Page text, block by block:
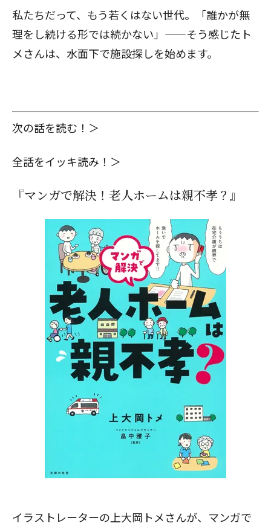
私たちだって、もう若くはない世代。「誰かが無
理をし続ける形では続かない」——そう感じたト
メさんは、水面下で施設探しを始めます。
次の話を読む！＞
全話をイッキ読み！＞
『マンガで解決！老人ホームは親不孝？』
イラストレーターの上大岡トメさんが、マンガで